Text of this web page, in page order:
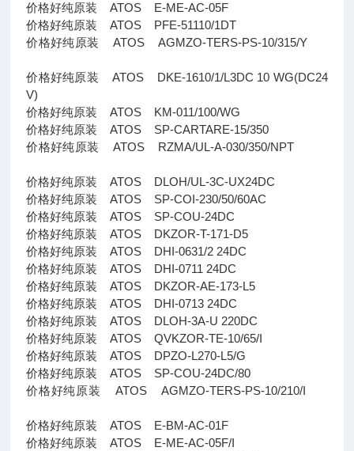
价格好纯原装 ATOS E-ME-AC-05F
价格好纯原装 ATOS PFE-51110/1DT
价格好纯原装 ATOS AGMZO-TERS-PS-10/315/Y
价格好纯原装 ATOS DKE-1610/1/L3DC 10 WG(DC24
V)
价格好纯原装 ATOS KM-011/100/WG
价格好纯原装 ATOS SP-CARTARE-15/350
价格好纯原装 ATOS RZMA/UL-A-030/350/NPT
价格好纯原装 ATOS DLOH/UL-3C-UX24DC
价格好纯原装 ATOS SP-COI-230/50/60AC
价格好纯原装 ATOS SP-COU-24DC
价格好纯原装 ATOS DKZOR-T-171-D5
价格好纯原装 ATOS DHI-0631/2 24DC
价格好纯原装 ATOS DHI-0711 24DC
价格好纯原装 ATOS DKZOR-AE-173-L5
价格好纯原装 ATOS DHI-0713 24DC
价格好纯原装 ATOS DLOH-3A-U 220DC
价格好纯原装 ATOS QVKZOR-TE-10/65/I
价格好纯原装 ATOS DPZO-L270-L5/G
价格好纯原装 ATOS SP-COU-24DC/80
价格好纯原装 ATOS AGMZO-TERS-PS-10/210/I
价格好纯原装 ATOS E-BM-AC-01F
价格好纯原装 ATOS E-ME-AC-05F/I